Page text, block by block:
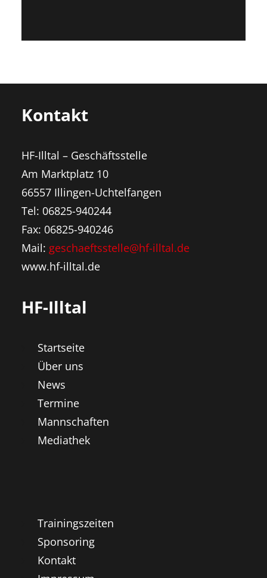
Kontakt
HF-Illtal – Geschäftsstelle
Am Marktplatz 10
66557 Illingen-Uchtelfangen
Tel: 06825-940244
Fax: 06825-940246
Mail: geschaeftsstelle@hf-illtal.de
www.hf-illtal.de
HF-Illtal
Startseite
Über uns
News
Termine
Mannschaften
Mediathek
Trainingszeiten
Sponsoring
Kontakt